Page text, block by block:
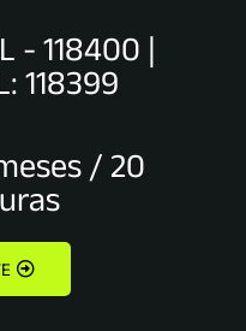
- 118400 |
118399
/ 20